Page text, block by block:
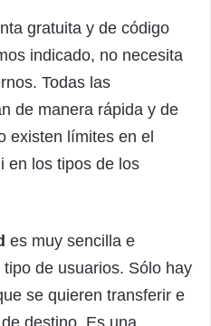
gratuita y de código
indicado, no necesita
Todas las
de manera rápida y de
existen límites en el
en los tipos de los
es muy sencilla e
de usuarios. Sólo hay
se quieren transferir e